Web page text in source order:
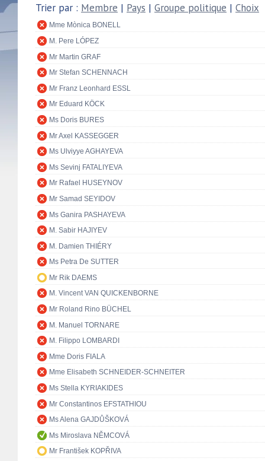
Trier par : Membre | Pays | Groupe politique | Choix
Mme Mònica BONELL
M. Pere LÓPEZ
Mr Martin GRAF
Mr Stefan SCHENNACH
Mr Franz Leonhard ESSL
Mr Eduard KÖCK
Ms Doris BURES
Mr Axel KASSEGGER
Ms Ulviyye AGHAYEVA
Ms Sevinj FATALIYEVA
Mr Rafael HUSEYNOV
Mr Samad SEYIDOV
Ms Ganira PASHAYEVA
M. Sabir HAJIYEV
M. Damien THIÉRY
Ms Petra De SUTTER
Mr Rik DAEMS
M. Vincent VAN QUICKENBORNE
Mr Roland Rino BÜCHEL
M. Manuel TORNARE
M. Filippo LOMBARDI
Mme Doris FIALA
Mme Elisabeth SCHNEIDER-SCHNEITER
Ms Stella KYRIAKIDES
Mr Constantinos EFSTATHIOU
Ms Alena GAJDŮŠKOVÁ
Ms Miroslava NĚMCOVÁ
Mr František KOPŘIVA